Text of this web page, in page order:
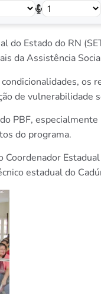
do Estado do RN
da Assistência
os
de vulnerabilidade
PBF,
do programa.
Coordenador
estadual do